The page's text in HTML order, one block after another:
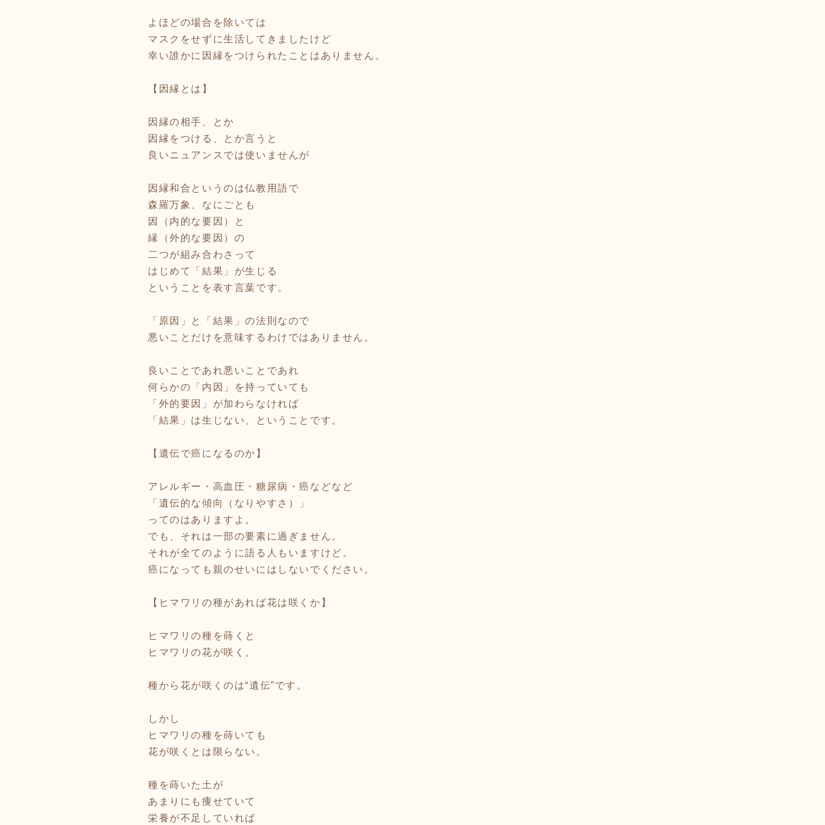
よほどの場合を除いては
マスクをせずに生活してきましたけど
幸い誰かに因縁をつけられたことはありません。
【因縁とは】
因縁の相手、とか
因縁をつける、とか言うと
良いニュアンスでは使いませんが
因縁和合というのは仏教用語で
森羅万象、なにごとも
因（内的な要因）と
縁（外的な要因）の
二つが組み合わさって
はじめて「結果」が生じる
ということを表す言葉です。
「原因」と「結果」の法則なので
悪いことだけを意味するわけではありません。
良いことであれ悪いことであれ
何らかの「内因」を持っていても
「外的要因」が加わらなければ
「結果」は生じない、ということです。
【遺伝で癌になるのか】
アレルギー・高血圧・糖尿病・癌などなど
「遺伝的な傾向（なりやすさ）」
ってのはありますよ。
でも、それは一部の要素に過ぎません。
それが全てのように語る人もいますけど。
癌になっても親のせいにはしないでください。
【ヒマワリの種があれば花は咲くか】
ヒマワリの種を蒔くと
ヒマワリの花が咲く。
種から花が咲くのは“遺伝”です。
しかし
ヒマワリの種を蒔いても
花が咲くとは限らない。
種を蒔いた土が
あまりにも痩せていて
栄養が不足していれば